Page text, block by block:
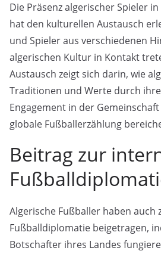
Die Präsenz algerischer Spieler
hat den kulturellen Austausch
und Spieler aus verschiedenen
algerischen Kultur in Kontakt
Austausch zeigt sich darin, wie
Traditionen und Werte durch
Engagement in der
globale Fußballerzählung
Beitrag zur
Algerische Fußballer haben
Fußballdiplomatie beigetragen,
Botschafter ihres Landes